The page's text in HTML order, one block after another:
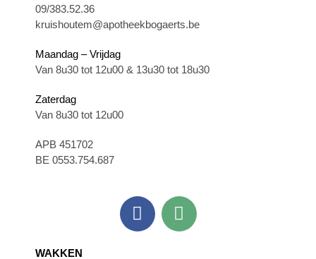
09/383.52.36
kruishoutem@apotheekbogaerts.be
Maandag – Vrijdag
Van 8u30 tot 12u00 & 13u30 tot 18u30
Zaterdag
Van 8u30 tot 12u00
APB 451702
BE 0553.754.687
WAKKEN